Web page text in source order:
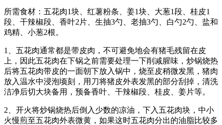
所需食材：五花肉1块、红薯粉条、姜1块、大葱1段、桂皮1
段、干辣椒段、香叶2片、生抽3勺、老抽3勺、白勺2勺、盐和
鸡精、小葱2根。
1、五花肉通常都是带皮肉，不可避免地会有猪毛残留在皮
上，因此五花肉在下锅之前需要处理一下削减腥味，炒锅烧热
后将五花肉带皮的一面朝下放入锅中，烧至皮稍微发黑，猪肉
放入温水中浸泡顷刻，用刀将猪皮外表发黑的部分刮掉，清洗
洁净后切大块备用，预备香叶、干辣椒段、桂皮、姜片等。
2、开火将炒锅烧热后倒入少数的凉油，下入五花肉块，中小
火慢煎至五花肉外表微黄，如果这时五花肉分出的油脂比较多